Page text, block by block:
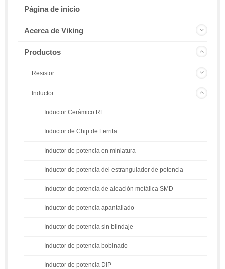
Página de inicio
Acerca de Viking
Productos
Resistor
Inductor
Inductor Cerámico RF
Inductor de Chip de Ferrita
Inductor de potencia en miniatura
Inductor de potencia del estrangulador de potencia
Inductor de potencia de aleación metálica SMD
Inductor de potencia apantallado
Inductor de potencia sin blindaje
Inductor de potencia bobinado
Inductor de potencia DIP